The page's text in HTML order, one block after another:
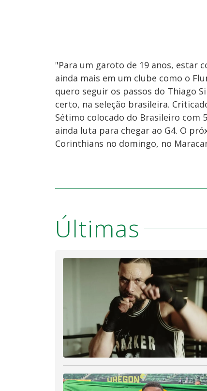
"Para um garoto de 19 anos, estar
ainda mais em um clube como o
quero seguir os passos do Thiago
certo, na seleção brasileira.
Sétimo colocado do Brasileiro com
ainda luta para chegar ao G4. O
Corinthians no domingo, no
Últimas